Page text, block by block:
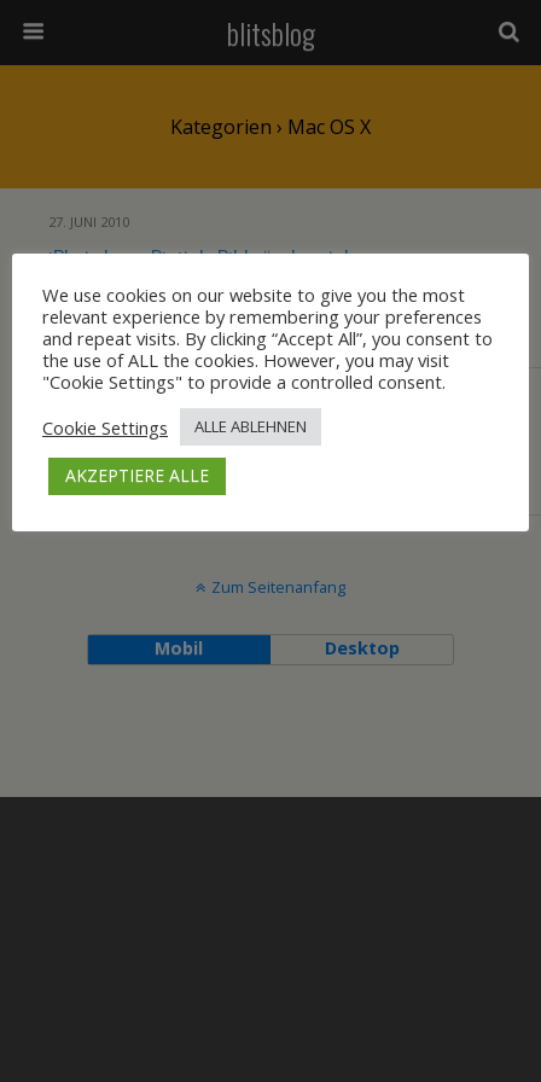
blitsblog
Kategorien › Mac OS X
27. JUNI 2010
iPhoto bzw. „Digitale Bilder“ erkennt das
iPhone/iPad nicht mehr als Gerät
KEINE ANTWORT
DNS-Cache flushen
KEINE ANTWORT
Zum Seitenanfang
Mobil Desktop
We use cookies on our website to give you the most
relevant experience by remembering your preferences
and repeat visits. By clicking “Accept All”, you consent to
the use of ALL the cookies. However, you may visit
"Cookie Settings" to provide a controlled consent.
Cookie Settings
ALLE ABLEHNEN
AKZEPTIERE ALLE